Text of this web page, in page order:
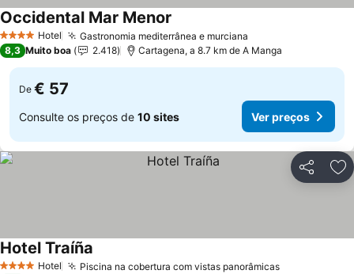
4 EstrelasHotel Gastronomia mediterrânea e murciana
Occidental Mar Menor
8,3 Muito boa 2.418 Cartagena, a 8.7 km de A Manga
De € 57
Consulte os preços de 10 sites Ver preços
Partilhar
4 EstrelasHotel Piscina na cobertura com vistas panorâmicas
Hotel Traíña